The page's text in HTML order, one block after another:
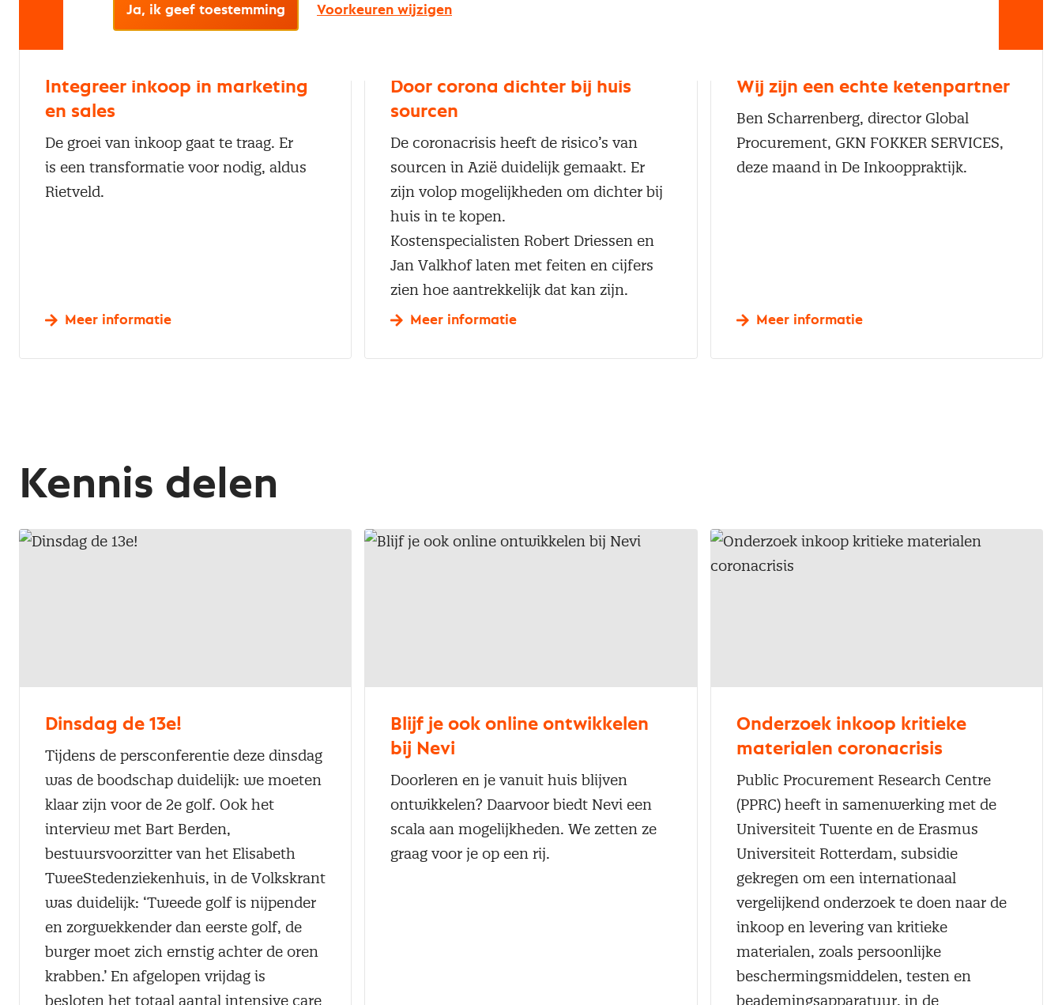
Integreer inkoop in marketing
en sales
De groei van inkoop gaat te traag. Er
is een transformatie voor nodig, aldus
Rietveld.
Meer informatie
Door corona dichter bij huis
sourcen
De coronacrisis heeft de risico’s van
sourcen in Azië duidelijk gemaakt. Er
zijn volop mogelijkheden om dichter bij
huis in te kopen.
Kostenspecialisten Robert Driessen en
Jan Valkhof laten met feiten en cijfers
zien hoe aantrekkelijk dat kan zijn.
Meer informatie
Wij zijn een echte ketenpartner
Ben Scharrenberg, director Global
Procurement, GKN FOKKER SERVICES,
deze maand in De Inkooppraktijk.
Meer informatie
Kennis delen
Dinsdag de 13e!
Tijdens de persconferentie deze dinsdag
was de boodschap duidelijk: we moeten
klaar zijn voor de 2e golf. Ook het
interview met Bart Berden,
bestuursvoorzitter van het Elisabeth
TweeStedenziekenhuis, in de Volkskrant
was duidelijk: ‘Tweede golf is nijpender
en zorgwekkender dan eerste golf, de
burger moet zich ernstig achter de oren
krabben.’ En afgelopen vrijdag is
besloten het totaal aantal intensive care
Blijf je ook online ontwikkelen
bij Nevi
Doorleren en je vanuit huis blijven
ontwikkelen? Daarvoor biedt Nevi een
scala aan mogelijkheden. We zetten ze
graag voor je op een rij.
Onderzoek inkoop kritieke
materialen coronacrisis
Public Procurement Research Centre
(PPRC) heeft in samenwerking met de
Universiteit Twente en de Erasmus
Universiteit Rotterdam, subsidie
gekregen om een internationaal
vergelijkend onderzoek te doen naar de
inkoop en levering van kritieke
materialen, zoals persoonlijke
beschermingsmiddelen, testen en
beademingsapparatuur, in de
Ja, ik geef toestemming Voorkeuren wijzigen